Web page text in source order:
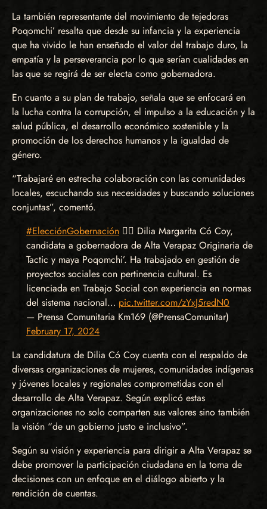
La también representante del movimiento de tejedoras
Poqomchi’ resalta que desde su infancia y la experiencia
que ha vivido le han enseñado el valor del trabajo duro, la
empatía y la perseverancia por lo que serían cualidades en
las que se regirá de ser electa como gobernadora.
En cuanto a su plan de trabajo, señala que se enfocará en
la lucha contra la corrupción, el impulso a la educación y la
salud pública, el desarrollo económico sostenible y la
promoción de los derechos humanos y la igualdad de
género.
“Trabajaré en estrecha colaboración con las comunidades
locales, escuchando sus necesidades y buscando soluciones
conjuntas”, comentó.
#ElecciónGobernación ✊🏽 Dilia Margarita Có Coy,
candidata a gobernadora de Alta Verapaz Originaria de
Tactic y maya Poqomchi’. Ha trabajado en gestión de
proyectos sociales con pertinencia cultural. Es
licenciada en Trabajo Social con experiencia en normas
del sistema nacional… pic.twitter.com/zYxJ5redN0
— Prensa Comunitaria Km169 (@PrensaComunitar)
February 17, 2024
La candidatura de Dilia Có Coy cuenta con el respaldo de
diversas organizaciones de mujeres, comunidades indígenas
y jóvenes locales y regionales comprometidas con el
desarrollo de Alta Verapaz. Según explicó estas
organizaciones no solo comparten sus valores sino también
la visión “de un gobierno justo e inclusivo”.
Según su visión y experiencia para dirigir a Alta Verapaz se
debe promover la participación ciudadana en la toma de
decisiones con un enfoque en el diálogo abierto y la
rendición de cuentas.